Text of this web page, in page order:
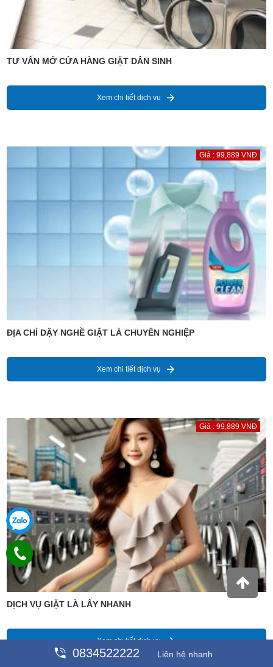
TƯ VẤN MỞ CỬA HÀNG GIẶT DÂN SINH
Xem chi tiết dịch vụ
Giá : 99,889 VNĐ
ĐỊA CHỈ DẬY NGHỀ GIẶT LÀ CHUYÊN NGHIỆP
Xem chi tiết dịch vụ
Giá : 99,889 VNĐ
DỊCH VỤ GIẶT LÀ LẤY NHANH
Xem chi tiết dịch vụ
0834522222 Liên hệ nhanh